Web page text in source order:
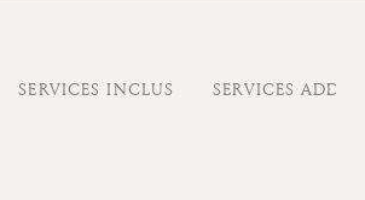
SERVICES INCLUS SERVICES